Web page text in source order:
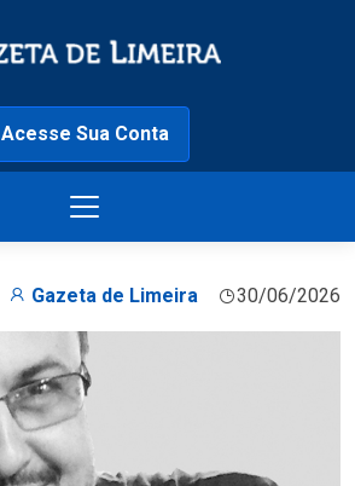
Acesse Sua Conta
Gazeta de Limeira 30/06/2026